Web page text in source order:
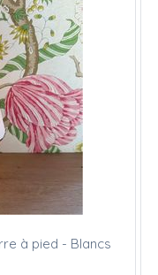
à pied - Blancs